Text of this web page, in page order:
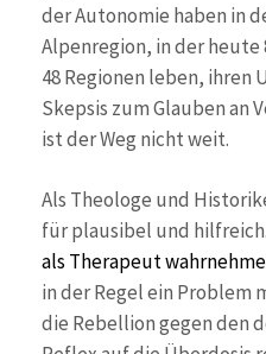
der Autonomie haben in
Alpenregion, in der heute
48 Regionen leben, ihren
Skepsis zum Glauben an
ist der Weg nicht weit.
Als Theologe und
für plausibel und
als Therapeut wahrnehme
in der Regel ein Problem
die Rebellion gegen den